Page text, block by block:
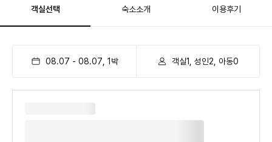
객실선택 숙소소개 이용후기
08.07 - 08.07 1 박 객실1, 성인2, 아동0